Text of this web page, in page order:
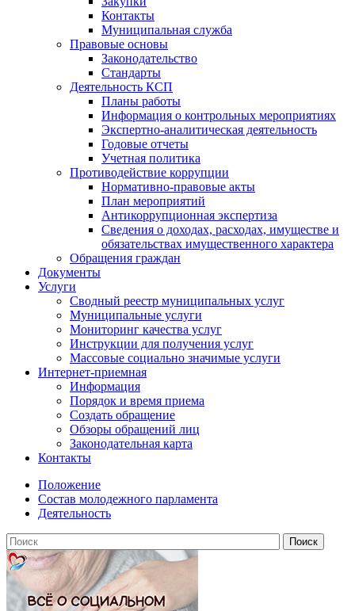
Контакты
Муниципальная служба
Правовые основы
Законодательство
Стандарты
Деятельность КСП
Планы работы
Информация о контрольных мероприятиях
Экспертно-аналитическая деятельность
Годовые отчеты
Учетная политика
Противодействие коррупции
Нормативно-правовые акты
План мероприятий
Антикоррупционная экспертиза
Сведения о доходах, расходах, имуществе и
обязательствах имущественного характера
Обращения граждан
Документы
Услуги
Сводный реестр муниципальных услуг
Муниципальные услуги
Мониторинг качества услуг
Инструкции для получения услуг
Массовые социально значимые услуги
Интернет-приемная
Информация
Порядок и время приема
Создать обращение
Обзоры обращений лиц
Законодательная карта
Контакты
Положение
Состав молодежного парламента
Деятельность